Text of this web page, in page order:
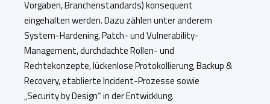
Vorgaben, Branchenstandards) konsequent
eingehalten werden. Dazu zählen unter anderem
System-Hardening, Patch- und Vulnerability-
Management, durchdachte Rollen- und
Rechtekonzepte, lückenlose Protokollierung, Backup &
Recovery, etablierte Incident-Prozesse sowie
„Security by Design“ in der Entwicklung.